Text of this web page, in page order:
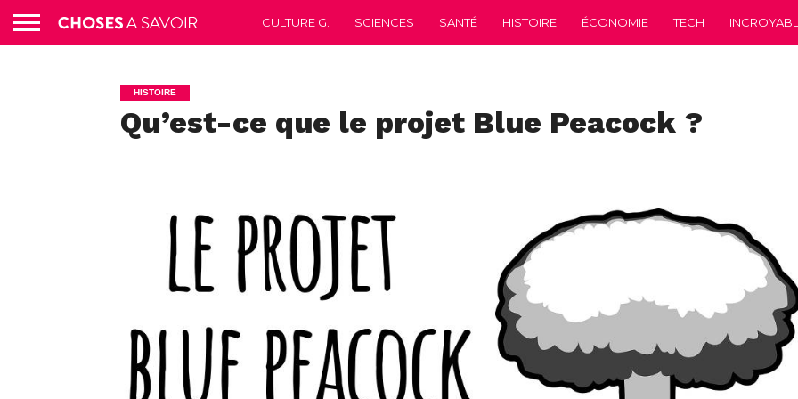
CULTURE G. SCIENCES SANTÉ HISTOIRE ÉCONOMIE TECH
HISTOIRE
Qu’est-ce que le projet Blue Peacock ?